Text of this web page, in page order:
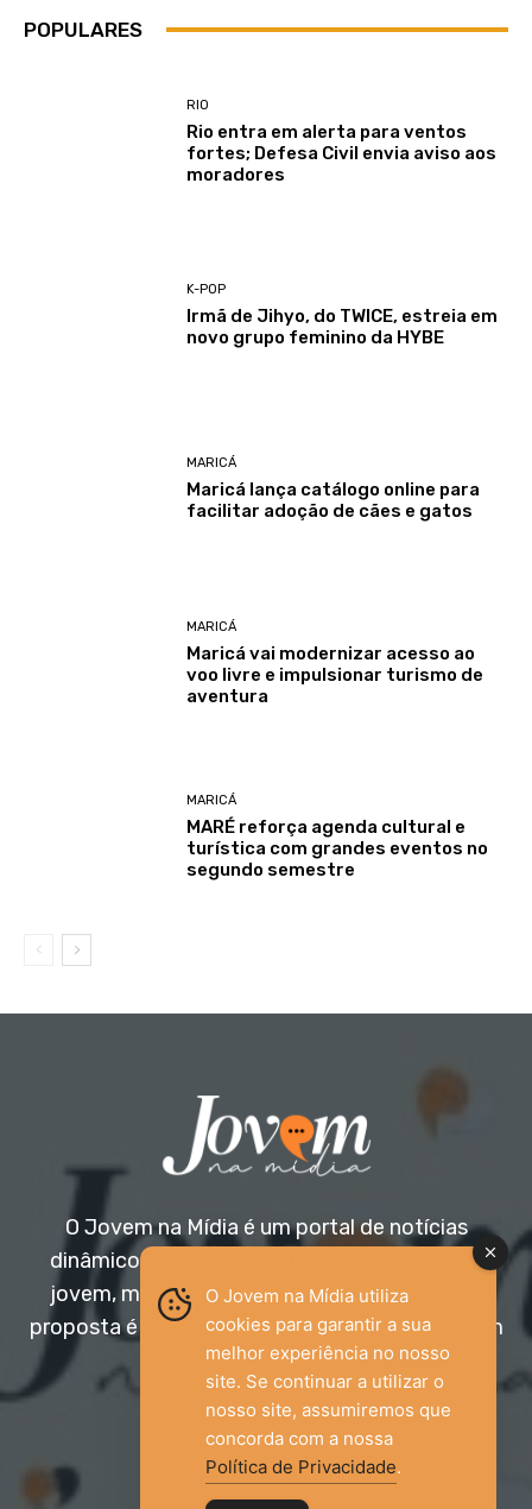
POPULARES
RIO
Rio entra em alerta para ventos
fortes; Defesa Civil envia aviso aos
moradores
K-POP
Irmã de Jihyo, do TWICE, estreia em
novo grupo feminino da HYBE
MARICÁ
Maricá lança catálogo online para
facilitar adoção de cães e gatos
MARICÁ
Maricá vai modernizar acesso ao
voo livre e impulsionar turismo de
aventura
MARICÁ
MARÉ reforça agenda cultural e
turística com grandes eventos no
segundo semestre
O Jovem na Mídia é um portal de notícias
dinâmico e acessível, voltado para o público
jovem, mas aberto a todas as idades. Nossa
proposta é trazer informação relevante com um
olhar diferenciado.
Entre em contato:
jovemnamidia2017@gmail.com
O Jovem na Mídia utiliza
cookies para garantir a sua
melhor experiência no nosso
site. Se continuar a utilizar o
nosso site, assumiremos que
concorda com a nossa
Política de Privacidade.